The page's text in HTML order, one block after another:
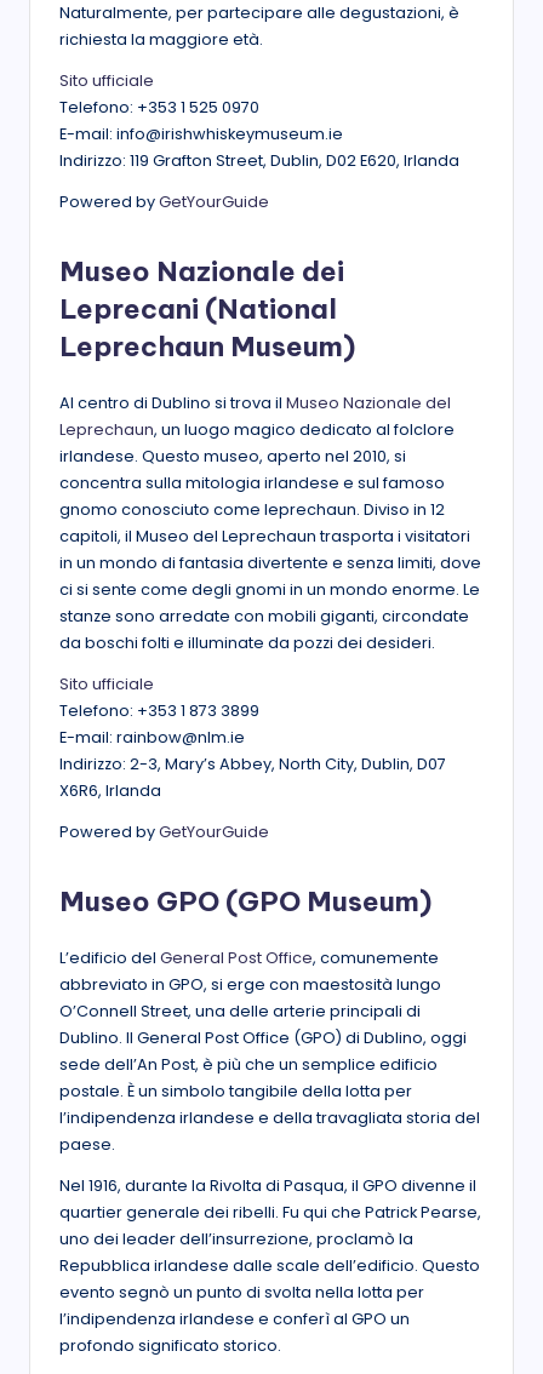
Naturalmente, per partecipare alle degustazioni, è
richiesta la maggiore età.
Sito ufficiale
Telefono: +353 1 525 0970
E-mail: info@irishwhiskeymuseum.ie
Indirizzo: 119 Grafton Street, Dublin, D02 E620, Irlanda
Powered byGetYourGuide
Museo Nazionale dei
Leprecani (National
Leprechaun Museum)
Al centro di Dublino si trova il Museo Nazionale del
Leprechaun, un luogo magico dedicato al folclore
irlandese. Questo museo, aperto nel 2010, si
concentra sulla mitologia irlandese e sul famoso
gnomo conosciuto come leprechaun. Diviso in 12
capitoli, il Museo del Leprechaun trasporta i visitatori
in un mondo di fantasia divertente e senza limiti, dove
ci si sente come degli gnomi in un mondo enorme. Le
stanze sono arredate con mobili giganti, circondate
da boschi folti e illuminate da pozzi dei desideri.
Sito ufficiale
Telefono: +353 1 873 3899
E-mail: rainbow@nlm.ie
Indirizzo: 2-3, Mary’s Abbey, North City, Dublin, D07
X6R6, Irlanda
Powered byGetYourGuide
Museo GPO (GPO Museum)
L’edificio del General Post Office, comunemente
abbreviato in GPO, si erge con maestosità lungo
O’Connell Street, una delle arterie principali di
Dublino. Il General Post Office (GPO) di Dublino, oggi
sede dell’An Post, è più che un semplice edificio
postale. È un simbolo tangibile della lotta per
l’indipendenza irlandese e della travagliata storia del
paese.
Nel 1916, durante la Rivolta di Pasqua, il GPO divenne il
quartier generale dei ribelli. Fu qui che Patrick Pearse,
uno dei leader dell’insurrezione, proclamò la
Repubblica irlandese dalle scale dell’edificio. Questo
evento segnò un punto di svolta nella lotta per
l’indipendenza irlandese e conferì al GPO un
profondo significato storico.